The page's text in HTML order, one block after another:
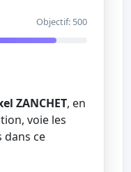
Objectif: 500
ZANCHET, en
voie les
ce